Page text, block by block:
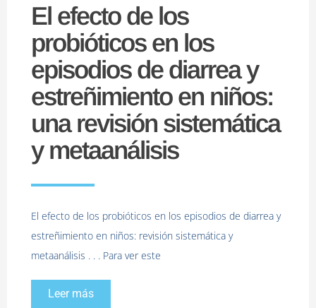
El efecto de los
probióticos en los
episodios de diarrea y
estreñimiento en niños:
una revisión sistemática
y metaanálisis
El efecto de los probióticos en los episodios de diarrea y
estreñimiento en niños: revisión sistemática y
metaanálisis . . . Para ver este
Leer más